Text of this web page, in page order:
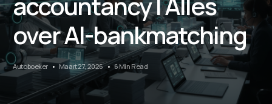
over AI-bankmatching
Autoboeker Maart 27, 2026 6 Min Read